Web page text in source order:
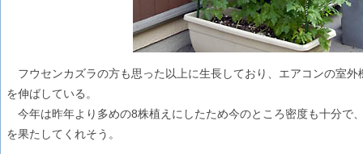
フウセンカズラの方も思った以上に生長しており、エアコンの室
を伸ばしている。
今年は昨年より多めの8株植えにしたため今のところ密度も十分で
を果たしてくれそう。